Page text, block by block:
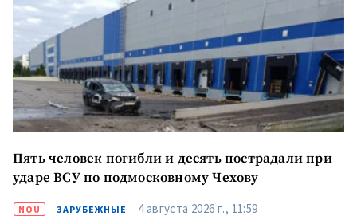
Пять человек погибли и десять пострадали при
ударе ВСУ по подмосковному Чехову
NOU ЗАРУБЕЖНЫЕ 4 августа 2026 г., 11:59